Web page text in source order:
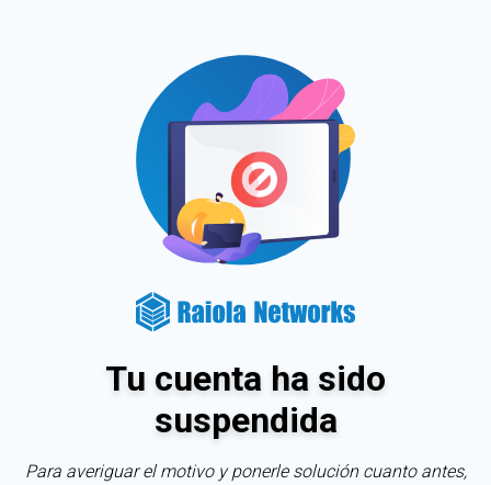
Tu cuenta ha sido
suspendida
Para averiguar el motivo y ponerle solución cuanto antes,